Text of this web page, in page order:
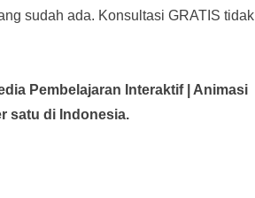
sudah ada. Konsultasi GRATIS tidak
Pembelajaran Interaktif| Animasi
satu di Indonesia.